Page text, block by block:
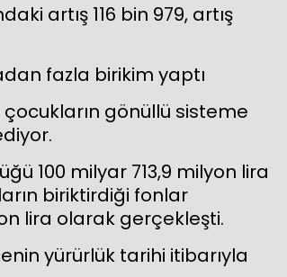
artış 116 bin 979, artış
fazla birikim yaptı
gönüllü sisteme
100 milyar 713,9 milyon lira
biriktirdiği fonlar
lira olarak gerçekleşti.
yürürlük tarihi itibarıyla